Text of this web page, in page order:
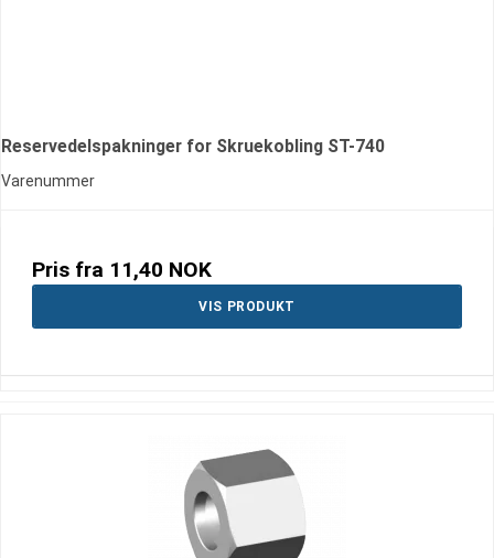
Reservedelspakninger for Skruekobling ST-740
Varenummer
Pris fra 11,40 NOK
VIS PRODUKT